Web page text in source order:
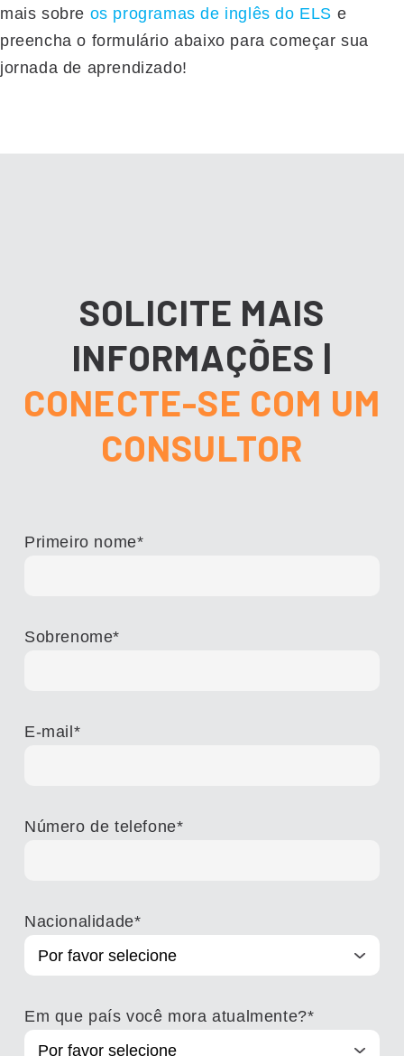
mais sobre os programas de inglês do ELS e
preencha o formulário abaixo para começar sua
jornada de aprendizado!
SOLICITE MAIS
INFORMAÇÕES |
CONECTE-SE COM UM
CONSULTOR
Primeiro nome*
Sobrenome*
E-mail *
Número de telefone*
Nacionalidade*
Em que país você mora atualmente?*